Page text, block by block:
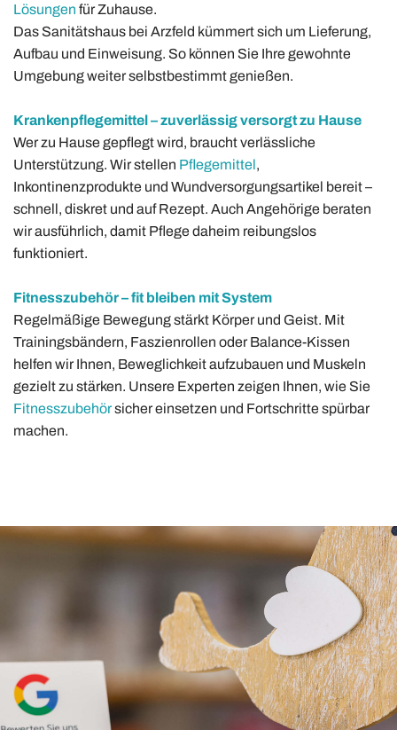
Lösungen für Zuhause.
Das Sanitätshaus bei Arzfeld kümmert sich um Lieferung,
Aufbau und Einweisung. So können Sie Ihre gewohnte
Umgebung weiter selbstbestimmt genießen.
Krankenpflegemittel – zuverlässig versorgt zu Hause
Wer zu Hause gepflegt wird, braucht verlässliche
Unterstützung. Wir stellen Pflegemittel,
Inkontinenzprodukte und Wundversorgungsartikel bereit –
schnell, diskret und auf Rezept. Auch Angehörige beraten
wir ausführlich, damit Pflege daheim reibungslos
funktioniert.
Fitnesszubehör – fit bleiben mit System
Regelmäßige Bewegung stärkt Körper und Geist. Mit
Trainingsbändern, Faszienrollen oder Balance-Kissen
helfen wir Ihnen, Beweglichkeit aufzubauen und Muskeln
gezielt zu stärken. Unsere Experten zeigen Ihnen, wie Sie
Fitnesszubehörsicher einsetzen und Fortschritte spürbar
machen.